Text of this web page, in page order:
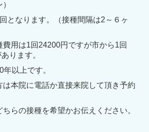
なります。（接種間隔は2～６ヶ
は1回24200円ですが市から1回
ります。
以上です。
本院に電話か直接来院して頂き予約
の接種を希望かお伝えください。